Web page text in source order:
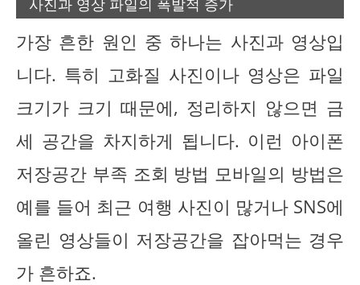
가장 흔한 원인 중 하나는 사진과 영상입
니다. 특히 고화질 사진이나 영상은 파일
크기가 크기 때문에, 정리하지 않으면 금
세 공간을 차지하게 됩니다. 이런 아이폰
저장공간 부족 조회 방법 모바일의 방법은
예를 들어 최근 여행 사진이 많거나 SNS에
올린 영상들이 저장공간을 잡아먹는 경우
가 흔하죠.